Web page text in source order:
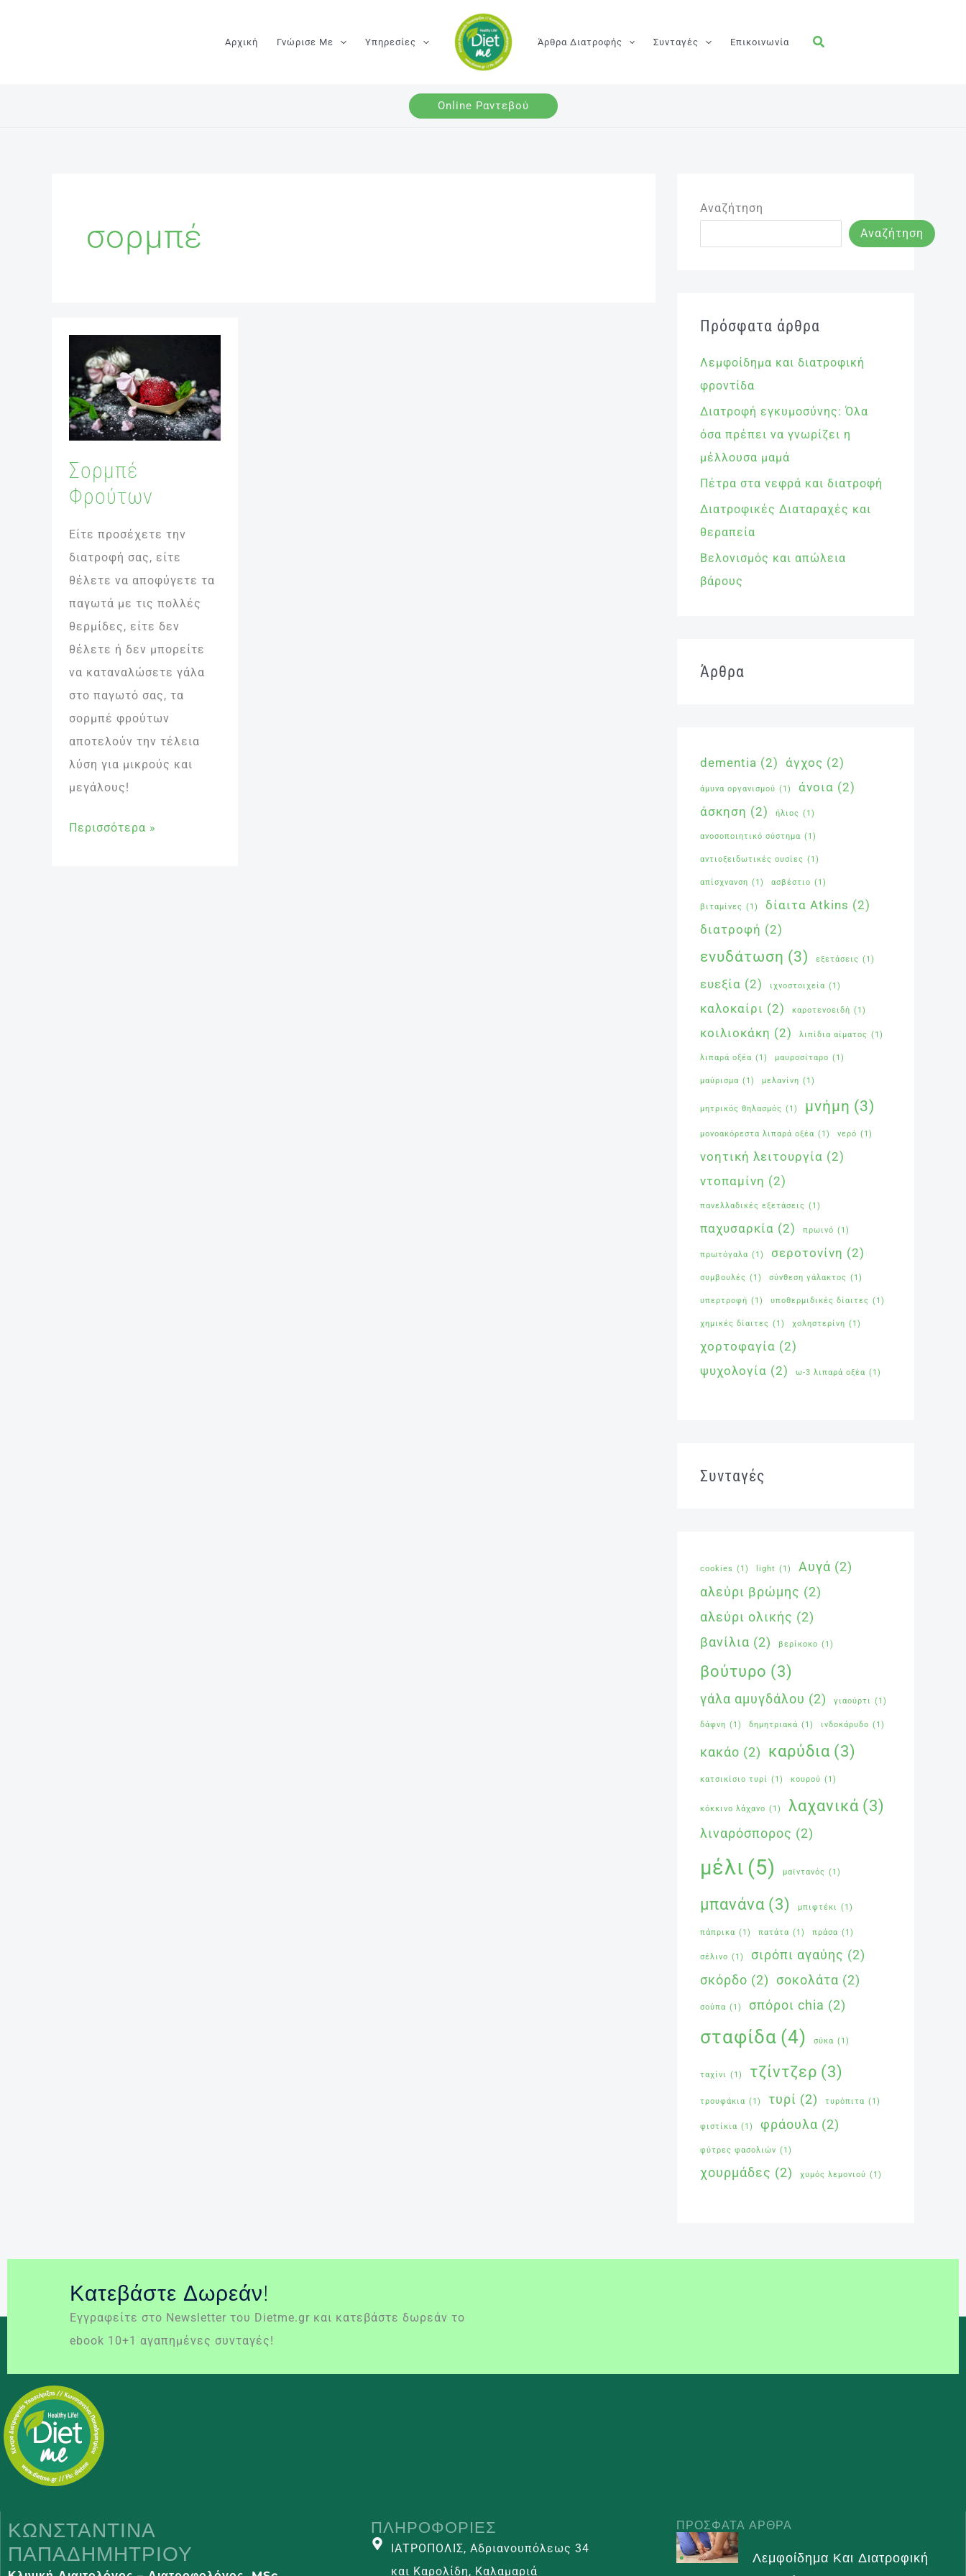
Αρχική Γνώρισε Με Υπηρεσίες Άρθρα Διατροφής Συνταγές Επικοινωνία
Online Ραντεβού
σορμπέ
Σορμπέ
Φρούτων
Είτε προσέχετε την
διατροφή σας, είτε
θέλετε να αποφύγετε τα
παγωτά με τις πολλές
θερμίδες, είτε δεν
θέλετε ή δεν μπορείτε
να καταναλώσετε γάλα
στο παγωτό σας, τα
σορμπέ φρούτων
αποτελούν την τέλεια
λύση για μικρούς και
μεγάλους!
Φρούτων
Περισσότερα »
Αναζήτηση
Αναζήτηση
Πρόσφατα άρθρα
Λεμφοίδημα και διατροφική
φροντίδα
Διατροφή εγκυμοσύνης: Όλα
όσα πρέπει να γνωρίζει η
μέλλουσα μαμά
Πέτρα στα νεφρά και διατροφή
Διατροφικές Διαταραχές και
θεραπεία
Βελονισμός και απώλεια
βάρους
Άρθρα
dementia (2) άγχος (2)
άμυνα οργανισμού (1) άνοια (2)
άσκηση (2) ήλιος (1)
ανοσοποιητικό σύστημα (1)
αντιοξειδωτικές ουσίες (1)
απίσχνανση (1) ασβέστιο (1)
βιταμίνες (1) δίαιτα Atkins (2)
διατροφή (2)
ενυδάτωση (3) εξετάσεις (1)
ευεξία (2) ιχνοστοιχεία (1)
καλοκαίρι (2) καροτενοειδή (1)
κοιλιοκάκη (2) λιπίδια αίματος (1)
λιπαρά οξέα (1) μαυροσίταρο (1)
μαύρισμα (1) μελανίνη (1)
μητρικός θηλασμός (1) μνήμη (3)
μονοακόρεστα λιπαρά οξέα (1) νερό (1)
νοητική λειτουργία (2)
ντοπαμίνη (2)
πανελλαδικές εξετάσεις (1)
παχυσαρκία (2) πρωινό (1)
πρωτόγαλα (1) σεροτονίνη (2)
συμβουλές (1) σύνθεση γάλακτος (1)
υπερτροφή (1) υποθερμιδικές δίαιτες (1)
χημικές δίαιτες (1) χοληστερίνη (1)
χορτοφαγία (2)
ψυχολογία (2) ω-3 λιπαρά οξέα (1)
Συνταγές
cookies (1) light (1) Αυγά (2)
αλεύρι βρώμης (2)
αλεύρι ολικής (2)
βανίλια (2) βερίκοκο (1)
βούτυρο (3)
γάλα αμυγδάλου (2) γιαούρτι (1)
δάφνη (1) δημητριακά (1) ινδοκάρυδο (1)
κακάο (2) καρύδια (3)
κατσικίσιο τυρί (1) κουρού (1)
κόκκινο λάχανο (1) λαχανικά (3)
λιναρόσπορος (2)
μέλι (5) μαϊντανός (1)
μπανάνα (3) μπιφτέκι (1)
πάπρικα (1) πατάτα (1) πράσα (1)
σέλινο (1) σιρόπι αγαύης (2)
σκόρδο (2) σοκολάτα (2)
σούπα (1) σπόροι chia (2)
σταφίδα (4) σύκα (1)
ταχίνι (1) τζίντζερ (3)
τρουφάκια (1) τυρί (2) τυρόπιτα (1)
φιστίκια (1) φράουλα (2)
φύτρες φασολιών (1)
χουρμάδες (2) χυμός λεμονιού (1)
Κατεβάστε Δωρεάν!
Εγγραφείτε στο Newsletter του Dietme.gr και κατεβάστε δωρεάν το
ebook 10+1 αγαπημένες συνταγές!
ΚΩΝΣΤΑΝΤΊΝΑ
ΠΑΠΑΔΗΜΗΤΡΊΟΥ
ΠΛΗΡΟΦΟΡΊΕΣ
ΙΑΤΡΟΠΟΛΙΣ, Αδριανουπόλεως 34
και Καρολίδη, Καλαμαριά
ΠΡΌΣΦΑΤΑ ΆΡΘΡΑ
Λεμφοίδημα Και Διατροφική